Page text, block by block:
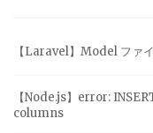
【Laravel】Model ファ
【Node.js】error:
columns